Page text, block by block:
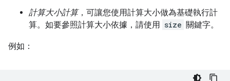
計算大小計算，可讓您使用計算大小做為基礎執行計
算。如要參照計算大小依據，請使用 size 關鍵字。
例如：